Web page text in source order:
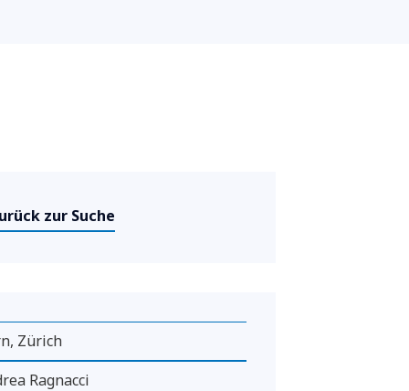
zur Suche
Zürich
Ragnacci